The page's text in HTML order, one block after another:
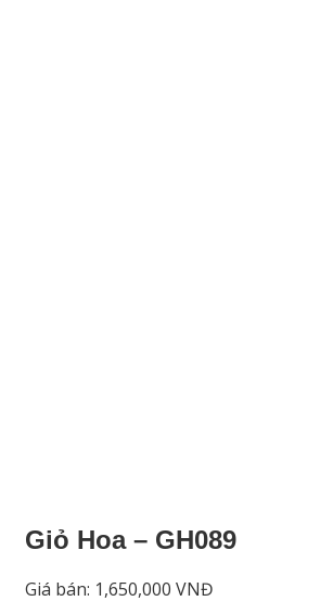
Giỏ Hoa – GH089
Giá bán: 1,650,000 VNĐ